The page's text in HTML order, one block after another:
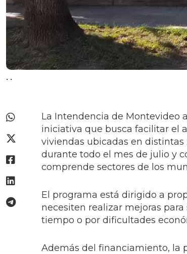
. .
La Intendencia de Montevideo
iniciativa que busca facilitar el
viviendas ubicadas en
durante todo el mes de julio y
comprende sectores de los
El programa está dirigido a
necesiten realizar mejoras
tiempo o por dificultades
Además del financiamiento, la